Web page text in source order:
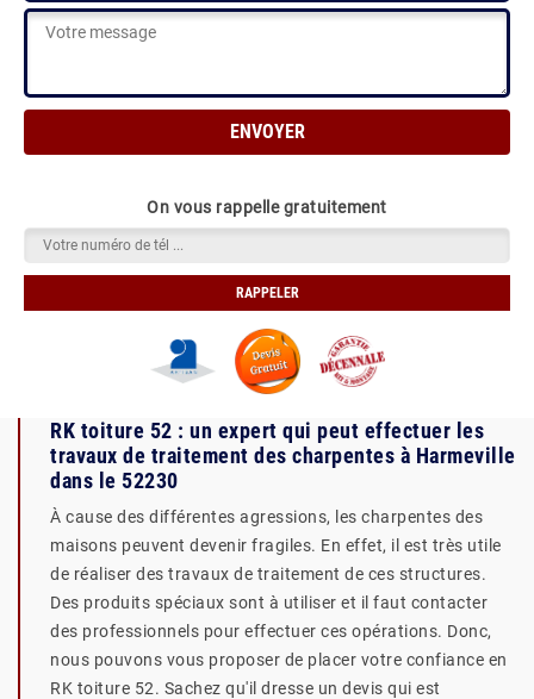
On vous rappelle gratuitement
RK toiture 52 : un expert qui peut effectuer les
travaux de traitement des charpentes à Harmeville
dans le 52230
À cause des différentes agressions, les charpentes des
maisons peuvent devenir fragiles. En effet, il est très utile
de réaliser des travaux de traitement de ces structures.
Des produits spéciaux sont à utiliser et il faut contacter
des professionnels pour effectuer ces opérations. Donc,
nous pouvons vous proposer de placer votre confiance en
RK toiture 52. Sachez qu'il dresse un devis qui est